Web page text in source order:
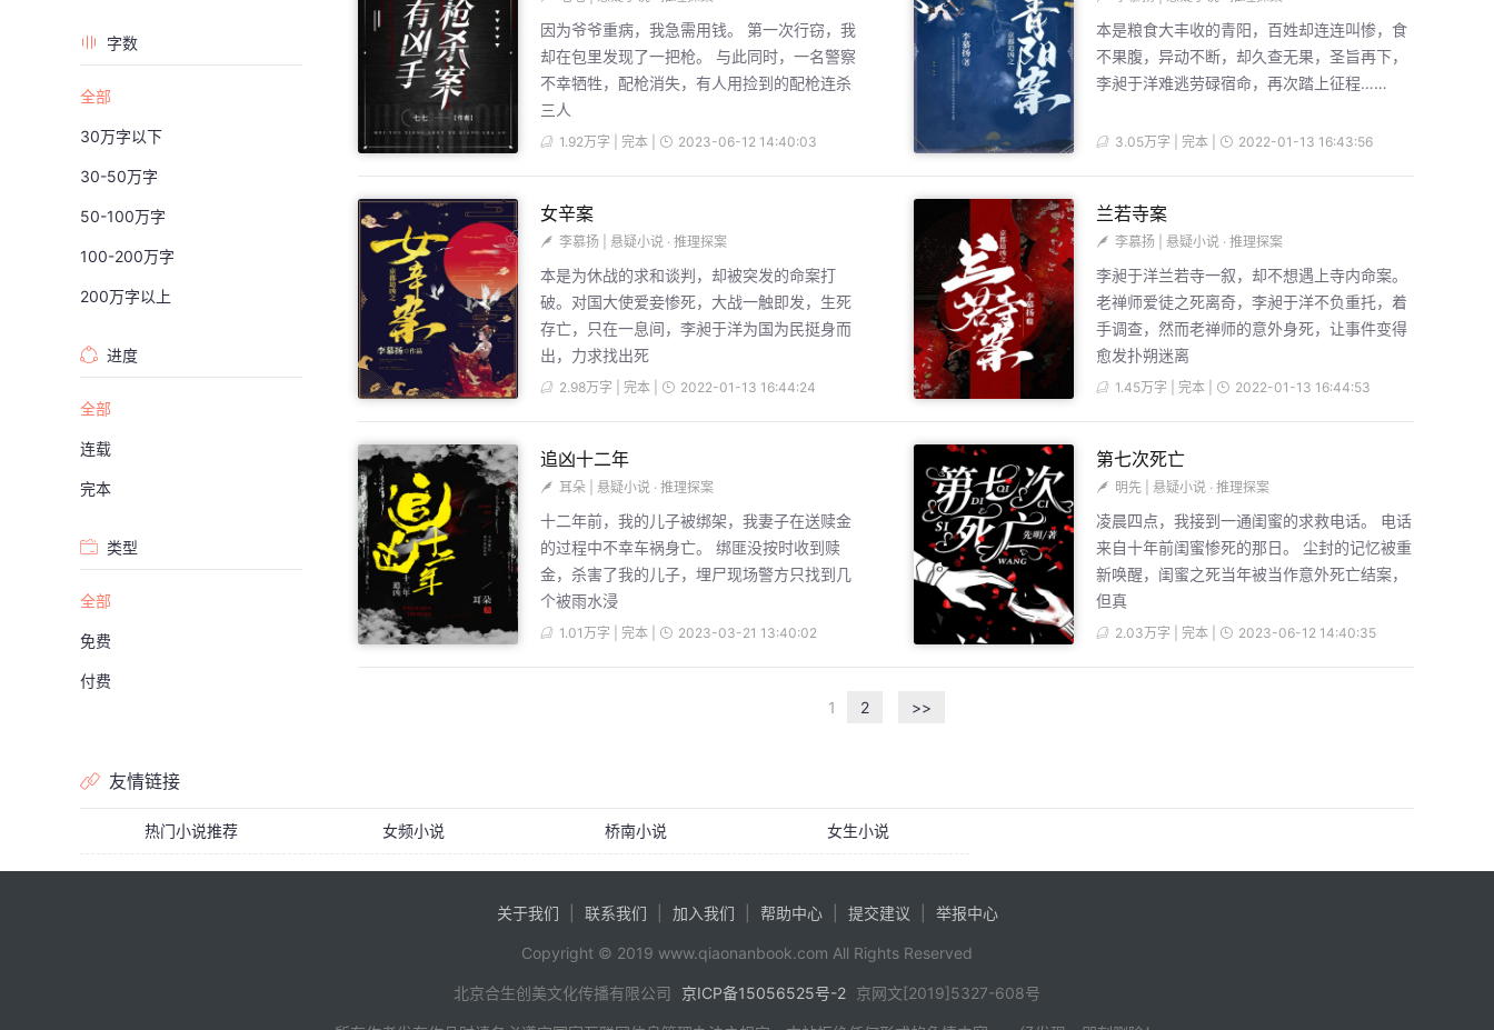
字数
全部
30万字以下
30-50万字
50-100万字
100-200万字
200万字以上
进度
全部
连载
完本
类型
全部
免费
付费
因为爷爷重病，我急需用钱。 第一次行窃，我
却在包里发现了一把枪。 与此同时，一名警察
不幸牺牲，配枪消失，有人用捡到的配枪连杀
三人
1.92万字 | 完本 | 2023-06-12 14:40:03
本是粮食大丰收的青阳，百姓却连连叫惨，食
不果腹，异动不断，却久查无果，圣旨再下，
李昶于洋难逃劳碌宿命，再次踏上征程……
3.05万字 | 完本 | 2022-01-13 16:43:56
女辛案
李慕扬 悬疑小说 · 推理探案
本是为休战的求和谈判，却被突发的命案打
破。对国大使爱妾惨死，大战一触即发，生死
存亡，只在一息间，李昶于洋为国为民挺身而
出，力求找出死
2.98万字 | 完本 | 2022-01-13 16:44:24
兰若寺案
李慕扬 悬疑小说 · 推理探案
李昶于洋兰若寺一叙，却不想遇上寺内命案。
老禅师爱徒之死离奇，李昶于洋不负重托，着
手调查，然而老禅师的意外身死，让事件变得
愈发扑朔迷离
1.45万字 | 完本 | 2022-01-13 16:44:53
追凶十二年
耳朵 悬疑小说 · 推理探案
十二年前，我的儿子被绑架，我妻子在送赎金
的过程中不幸车祸身亡。 绑匪没按时收到赎
金，杀害了我的儿子，埋尸现场警方只找到几
个被雨水浸
1.01万字 | 完本 | 2023-03-21 13:40:02
第七次死亡
明先 悬疑小说 · 推理探案
凌晨四点，我接到一通闺蜜的求救电话。 电话
来自十年前闺蜜惨死的那日。 尘封的记忆被重
新唤醒，闺蜜之死当年被当作意外死亡结案，
但真
2.03万字 | 完本 | 2023-06-12 14:40:35
1 2 >>
友情链接
热门小说推荐 女频小说 桥南小说 女生小说
关于我们 联系我们 加入我们 帮助中心 提交建议 举报中心
Copyright © 2019 www.qiaonanbook.com All Rights Reserved
北京合生创美文化传播有限公司 京ICP备15056525号-2 京网文[2019]5327-608号